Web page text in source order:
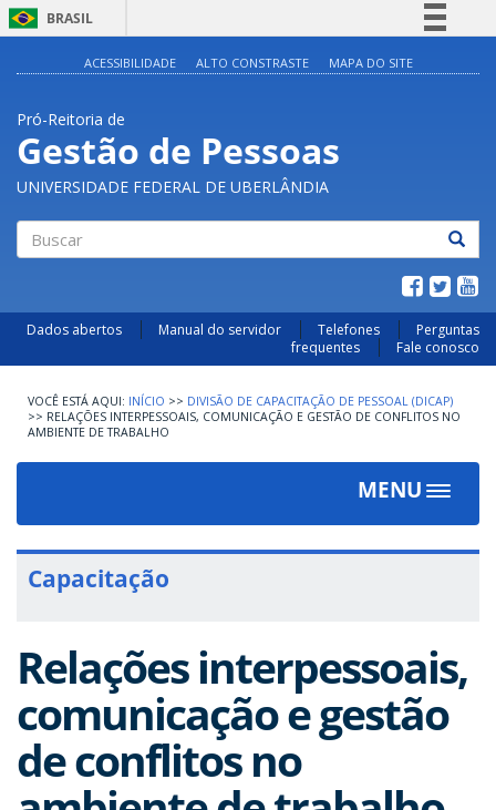
BRASIL
Acesso à informação
Legislação
Canais
ACESSIBILIDADE ALTO CONSTRASTE MAPA DO SITE
Pró-Reitoria de
Gestão de Pessoas
UNIVERSIDADE FEDERAL DE UBERLÂNDIA
Dados abertos Manual do servidor Telefones
Perguntas
frequentes
Fale conosco
INÍCIO >> DIVISÃO DE CAPACITAÇÃO DE PESSOAL (DICAP)
>> RELAÇÕES INTERPESSOAIS, COMUNICAÇÃO E GESTÃO DE CONFLITOS NO
AMBIENTE DE TRABALHO
MENU
Toggle
Capacitação
Relações interpessoais,
comunicação e gestão
de conflitos no